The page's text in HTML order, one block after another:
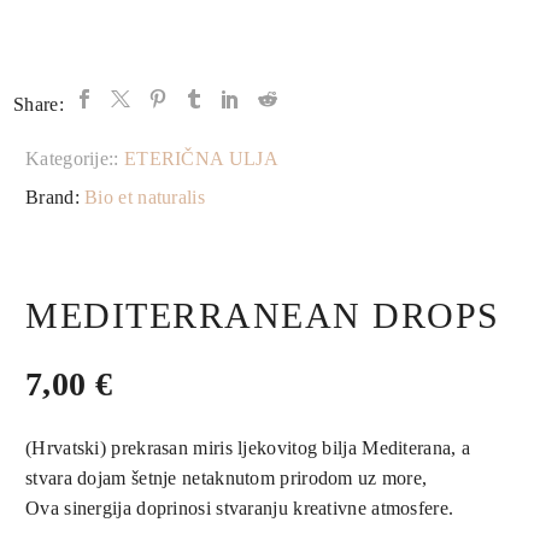
Share:
Kategorije:: ETERIČNA ULJA
Brand:Bio et naturalis
MEDITERRANEAN DROPS
7,00 €
(Hrvatski) prekrasan miris ljekovitog bilja Mediterana, a
stvara dojam šetnje netaknutom prirodom uz more,
Ova sinergija doprinosi stvaranju kreativne atmosfere.